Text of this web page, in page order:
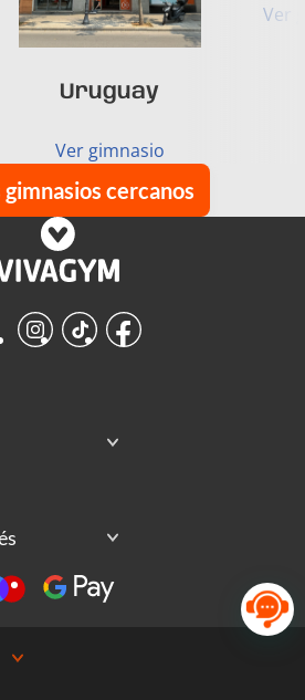
Uruguay
Ver gimnasio
Ver
cercanos
Instagram
TikTokFacebook